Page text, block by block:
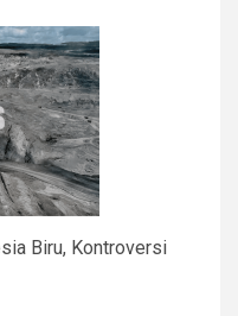
Biru, Kontroversi